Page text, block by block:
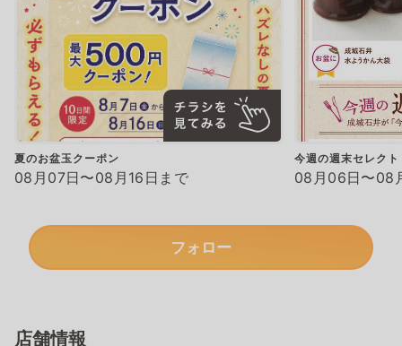
夏のお盆玉クーポン
08月07日〜08月16日まで
今週の週末セレクト
08月06日〜08
フォロー
店舗情報